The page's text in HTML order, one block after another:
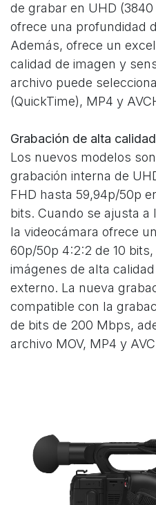
de grabar en UHD
ofrece una profundidad
Además, ofrece un
calidad de imagen y
archivo puede
(QuickTime), MP4 y
Grabación de alta
Los nuevos modelos
grabación interna de
FHD hasta 59,94p/50p
bits. Cuando se ajusta a
la videocámara ofrece
60p/50p 4:2:2 de 10
imágenes de alta
externo. La nueva
compatible con la
de bits de 200 Mbps,
archivo MOV, MP4 y